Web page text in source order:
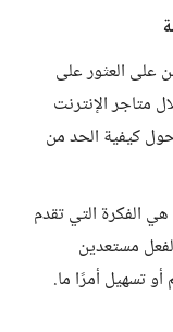
على العثور على
متاجر الإنترنت
كيفية الحد من
الفكرة التي تقدم
مستعدين
تسهيل أمرًا ما.